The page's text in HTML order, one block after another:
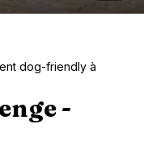
dog-friendly à
-